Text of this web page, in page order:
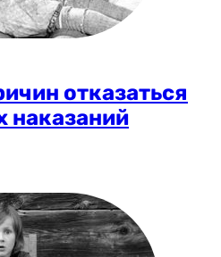
отказаться
наказаний